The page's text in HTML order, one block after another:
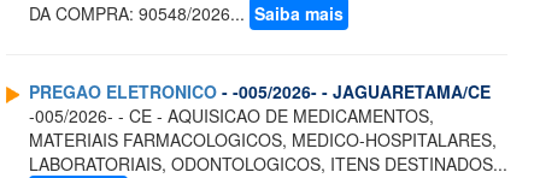
DA COMPRA: 90548/2026... Saiba mais
PREGAO ELETRONICO - -005/2026- - JAGUARETAMA/CE
-005/2026- - CE - AQUISICAO DE MEDICAMENTOS,
MATERIAIS FARMACOLOGICOS, MEDICO-HOSPITALARES,
LABORATORIAIS, ODONTOLOGICOS, ITENS DESTINADOS...